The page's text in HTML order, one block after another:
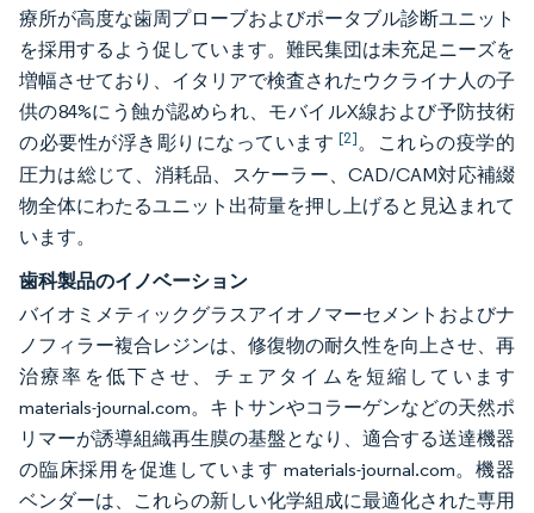
療所が高度な歯周プローブおよびポータブル診断ユニット
を採用するよう促しています。難民集団は未充足ニーズを
増幅させており、イタリアで検査されたウクライナ人の子
供の84%にう蝕が認められ、モバイルX線および予防技術
の必要性が浮き彫りになっています [2]。これらの疫学的
圧力は総じて、消耗品、スケーラー、CAD/CAM対応補綴
物全体にわたるユニット出荷量を押し上げると見込まれて
います。
歯科製品のイノベーション
バイオミメティックグラスアイオノマーセメントおよびナ
ノフィラー複合レジンは、修復物の耐久性を向上させ、再
治療率を低下させ、チェアタイムを短縮しています
materials-journal.com。キトサンやコラーゲンなどの天然ポ
リマーが誘導組織再生膜の基盤となり、適合する送達機器
の臨床採用を促進しています materials-journal.com。機器
ベンダーは、これらの新しい化学組成に最適化された専用